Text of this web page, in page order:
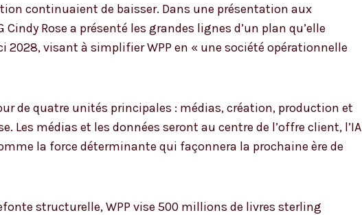
continuaient de baisser. Dans une présentation aux
Cindy Rose a présenté les grandes lignes d’un plan qu’elle
2028, visant à simplifier WPP en « une société opérationnelle
de quatre unités principales : médias, création, production et
Les médias et les données seront au centre de l’offre client, l’IA
la force déterminante qui façonnera la prochaine ère de
structurelle, WPP vise 500 millions de livres sterling